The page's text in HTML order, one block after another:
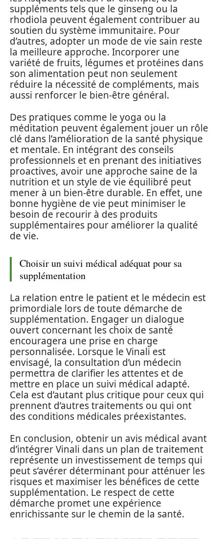
suppléments tels que le ginseng ou la
rhodiola peuvent également contribuer au
soutien du système immunitaire. Pour
d’autres, adopter un mode de vie sain reste
la meilleure approche. Incorporer une
variété de fruits, légumes et protéines dans
son alimentation peut non seulement
réduire la nécessité de compléments, mais
aussi renforcer le bien-être général.
Des pratiques comme le yoga ou la
méditation peuvent également jouer un rôle
clé dans l’amélioration de la santé physique
et mentale. En intégrant des conseils
professionnels et en prenant des initiatives
proactives, avoir une approche saine de la
nutrition et un style de vie équilibré peut
mener à un bien-être durable. En effet, une
bonne hygiène de vie peut minimiser le
besoin de recourir à des produits
supplémentaires pour améliorer la qualité
de vie.
Choisir un suivi médical adéquat pour sa
supplémentation
La relation entre le patient et le médecin est
primordiale lors de toute démarche de
supplémentation. Engager un dialogue
ouvert concernant les choix de santé
encouragera une prise en charge
personnalisée. Lorsque le Vinali est
envisagé, la consultation d’un médecin
permettra de clarifier les attentes et de
mettre en place un suivi médical adapté.
Cela est d’autant plus critique pour ceux qui
prennent d’autres traitements ou qui ont
des conditions médicales préexistantes.
En conclusion, obtenir un avis médical avant
d’intégrer Vinali dans un plan de traitement
représente un investissement de temps qui
peut s’avérer déterminant pour atténuer les
risques et maximiser les bénéfices de cette
supplémentation. Le respect de cette
démarche promet une expérience
enrichissante sur le chemin de la santé.